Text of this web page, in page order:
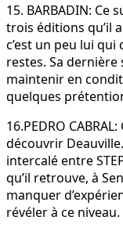
15. BARBADIN: Ce
trois éditions qu’il
c’est un peu lui
restes. Sa
maintenir en
quelques
16.PEDRO
découvrir
intercalé entre
qu’il retrouve, à
manquer
révéler à ce